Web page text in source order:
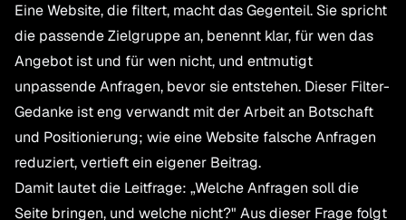
Eine Website, die filtert, macht das Gegenteil. Sie spricht
die passende Zielgruppe an, benennt klar, für wen das
Angebot ist und für wen nicht, und entmutigt
unpassende Anfragen, bevor sie entstehen. Dieser Filter-
Gedanke ist eng verwandt mit der Arbeit an Botschaft
und Positionierung; wie eine Website falsche Anfragen
reduziert, vertieft ein eigener Beitrag.
Damit lautet die Leitfrage: „Welche Anfragen soll die
Seite bringen, und welche nicht?" Aus dieser Frage folgt